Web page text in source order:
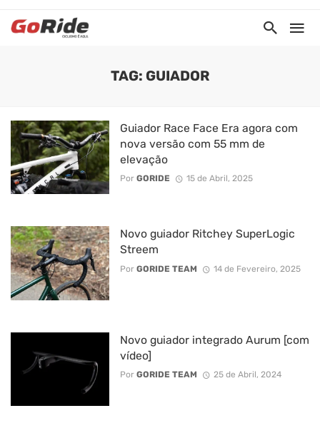
TAG: GUIADOR
Guiador Race Face Era agora com
nova versão com 55 mm de
elevação
Por GORIDE 15 de Abril, 2025
Novo guiador Ritchey SuperLogic
Streem
Por GORIDE TEAM 14 de Fevereiro, 2025
Novo guiador integrado Aurum [com
vídeo]
Por GORIDE TEAM 25 de Abril, 2024